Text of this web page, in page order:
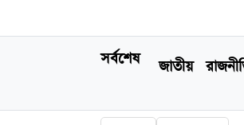
সর্বশেষ জাতীয়